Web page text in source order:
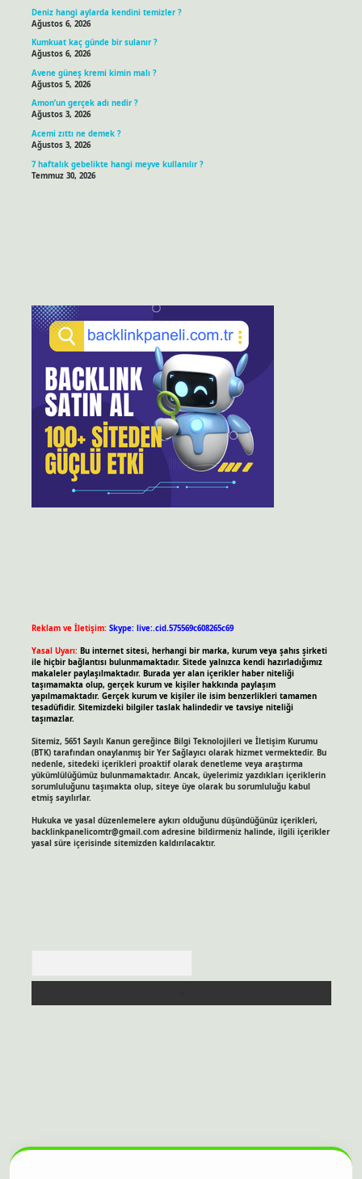
Deniz hangi aylarda kendini temizler ?
Ağustos 6, 2026
Kumkuat kaç günde bir sulanır ?
Ağustos 6, 2026
Avene güneş kremi kimin malı ?
Ağustos 5, 2026
Amon’un gerçek adı nedir ?
Ağustos 3, 2026
Acemi zıttı ne demek ?
Ağustos 3, 2026
7 haftalık gebelikte hangi meyve kullanılır ?
Temmuz 30, 2026
Reklam ve İletişim: Skype: live:.cid.575569c608265c69
Yasal Uyarı: Bu internet sitesi, herhangi bir marka, kurum veya şahıs şirketi
ile hiçbir bağlantısı bulunmamaktadır. Sitede yalnızca kendi hazırladığımız
makaleler paylaşılmaktadır. Burada yer alan içerikler haber niteliği
taşımamakta olup, gerçek kurum ve kişiler hakkında paylaşım
yapılmamaktadır. Gerçek kurum ve kişiler ile isim benzerlikleri tamamen
tesadüfidir. Sitemizdeki bilgiler taslak halindedir ve tavsiye niteliği
taşımazlar.
Sitemiz, 5651 Sayılı Kanun gereğince Bilgi Teknolojileri ve İletişim Kurumu
(BTK) tarafından onaylanmış bir Yer Sağlayıcı olarak hizmet vermektedir. Bu
nedenle, sitedeki içerikleri proaktif olarak denetleme veya araştırma
yükümlülüğümüz bulunmamaktadır. Ancak, üyelerimiz yazdıkları içeriklerin
sorumluluğunu taşımakta olup, siteye üye olarak bu sorumluluğu kabul
etmiş sayılırlar.
Hukuka ve yasal düzenlemelere aykırı olduğunu düşündüğünüz içerikleri,
backlinkpanelicomtr@gmail.comadresine bildirmeniz halinde, ilgili içerikler
yasal süre içerisinde sitemizden kaldırılacaktır.